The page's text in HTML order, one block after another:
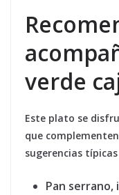
verde
Este plato se
que
sugerencias
Pan serrano,